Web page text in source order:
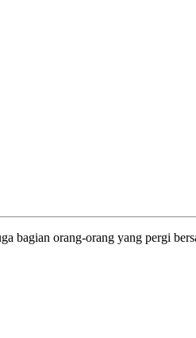
bagian orang-orang yang pergi